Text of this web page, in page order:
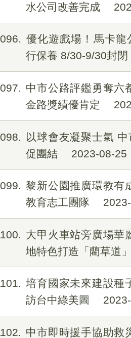
水公司改善完成
優化遊戲場！馬卡龍
行保養 8/30-9/30封閉
中市公路評鑑勇奪六
金路獎績優肯定
以球會友凝聚士氣
促團結
2023-08-25
黎新公園推廣環教有
教育志工團隊
大甲火車站旁廣場華
地特色打造「藺草道」
培育國家未來建設種
訪台中綠美圖
中市即時援手協助救